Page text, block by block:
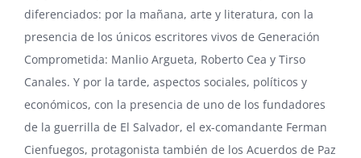
diferenciados: por la mañana, arte y literatura, con la
presencia de los únicos escritores vivos de Generación
Comprometida: Manlio Argueta, Roberto Cea y Tirso
Canales. Y por la tarde, aspectos sociales, políticos y
económicos, con la presencia de uno de los fundadores
de la guerrilla de El Salvador, el ex-comandante Ferman
Cienfuegos, protagonista también de los Acuerdos de Paz